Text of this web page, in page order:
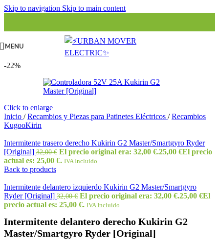
Skip to navigation Skip to main content
MENU
-22%
Click to enlarge
Inicio / Recambios y Piezas para Patinetes Eléctricos / Recambios
KugooKirin
Intermitente trasero derecho Kukirin G2 Master/Smartgyro Ryder
[Original] 32,00€ El precio original era: 32,00 €.25,00 €El precio
actual es: 25,00 €. IVA Incluido
Back to products
Intermitente delantero izquierdo Kukirin G2 Master/Smartgyro
Ryder [Original] 32,00€ El precio original era: 32,00 €.25,00 €El
precio actual es: 25,00 €. IVA Incluido
Intermitente delantero derecho Kukirin G2
Master/Smartgyro Ryder [Original]